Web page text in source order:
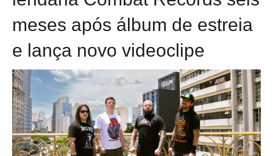
meses após álbum de estreia
e lança novo videoclipe